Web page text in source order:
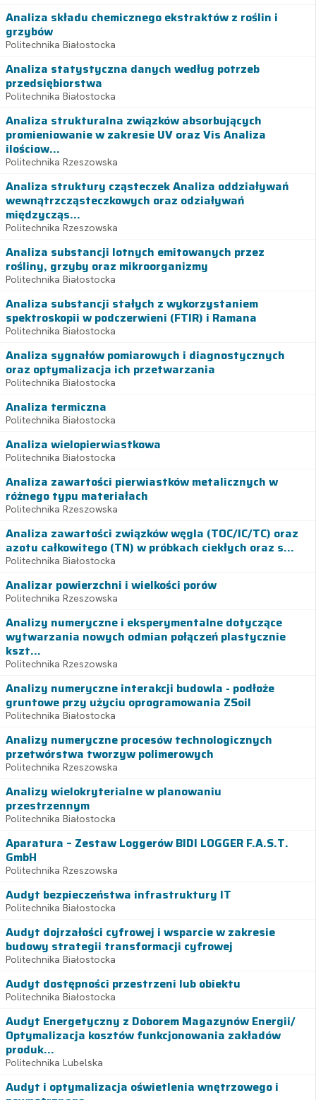
Analiza składu chemicznego ekstraktów z roślin i
grzybów
Politechnika Białostocka
Analiza statystyczna danych według potrzeb
przedsiębiorstwa
Politechnika Białostocka
Analiza strukturalna związków absorbujących
promieniowanie w zakresie UV oraz Vis Analiza
ilościow...
Politechnika Rzeszowska
Analiza struktury cząsteczek Analiza oddziaływań
wewnątrzcząsteczkowych oraz odziaływań
międzycząs...
Politechnika Rzeszowska
Analiza substancji lotnych emitowanych przez
rośliny, grzyby oraz mikroorganizmy
Politechnika Białostocka
Analiza substancji stałych z wykorzystaniem
spektroskopii w podczerwieni (FTIR) i Ramana
Politechnika Białostocka
Analiza sygnałów pomiarowych i diagnostycznych
oraz optymalizacja ich przetwarzania
Politechnika Białostocka
Analiza termiczna
Politechnika Białostocka
Analiza wielopierwiastkowa
Politechnika Białostocka
Analiza zawartości pierwiastków metalicznych w
różnego typu materiałach
Politechnika Rzeszowska
Analiza zawartości związków węgla (TOC/IC/TC) oraz
azotu całkowitego (TN) w próbkach ciekłych oraz s...
Politechnika Białostocka
Analizar powierzchni i wielkości porów
Politechnika Rzeszowska
Analizy numeryczne i eksperymentalne dotyczące
wytwarzania nowych odmian połączeń plastycznie
kszt...
Politechnika Rzeszowska
Analizy numeryczne interakcji budowla - podłoże
gruntowe przy użyciu oprogramowania ZSoil
Politechnika Białostocka
Analizy numeryczne procesów technologicznych
przetwórstwa tworzyw polimerowych
Politechnika Rzeszowska
Analizy wielokryterialne w planowaniu
przestrzennym
Politechnika Białostocka
Aparatura – Zestaw Loggerów BIDI LOGGER F.A.S.T.
GmbH
Politechnika Rzeszowska
Audyt bezpieczeństwa infrastruktury IT
Politechnika Białostocka
Audyt dojrzałości cyfrowej i wsparcie w zakresie
budowy strategii transformacji cyfrowej
Politechnika Białostocka
Audyt dostępności przestrzeni lub obiektu
Politechnika Białostocka
Audyt Energetyczny z Doborem Magazynów Energii/
Optymalizacja kosztów funkcjonowania zakładów
produk...
Politechnika Lubelska
Audyt i optymalizacja oświetlenia wnętrzowego i